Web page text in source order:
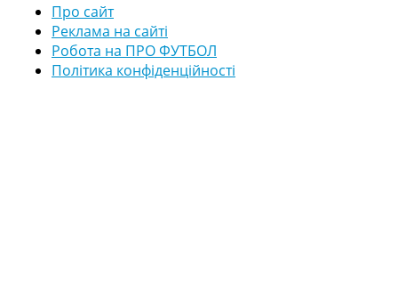
Про сайт
Реклама на сайті
Робота на ПРО ФУТБОЛ
Політика конфіденційності